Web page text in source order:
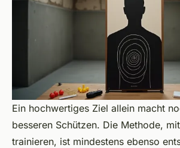
Ein hochwertiges Ziel allein macht
besseren Schützen. Die Methode,
trainieren, ist mindestens ebenso